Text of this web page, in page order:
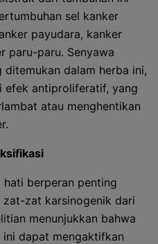
sel kanker
payudara, kanker
paru-paru. Senyawa
dalam herba ini,
efek antiproliferatif, yang
atau menghentikan
berperan penting
zat-zat karsinogenik dari
menunjukkan bahwa
ini dapat mengaktifkan